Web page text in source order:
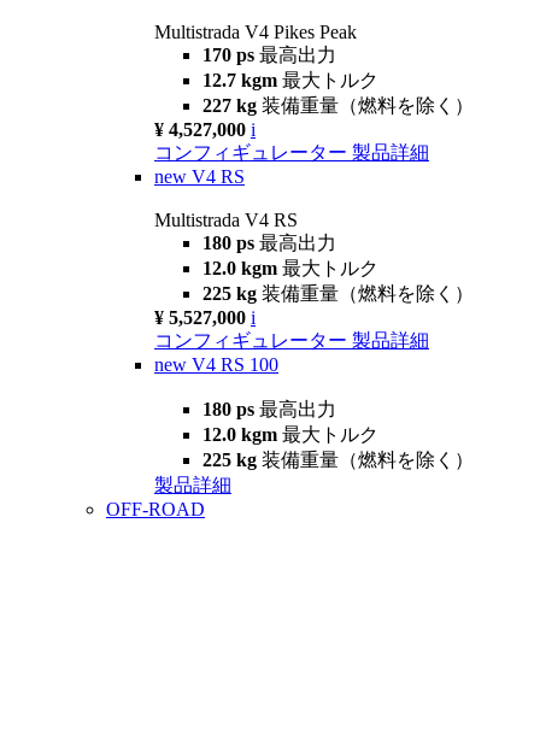
Multistrada V4 Pikes Peak
170 ps 最高出力
12.7 kgm 最大トルク
227 kg 装備重量（燃料を除く）
¥ 4,527,000 i
コンフィギュレーター 製品詳細
new V4 RS
Multistrada V4 RS
180 ps 最高出力
12.0 kgm 最大トルク
225 kg 装備重量（燃料を除く）
¥ 5,527,000 i
コンフィギュレーター 製品詳細
new V4 RS 100
180 ps 最高出力
12.0 kgm 最大トルク
225 kg 装備重量（燃料を除く）
製品詳細
OFF-ROAD